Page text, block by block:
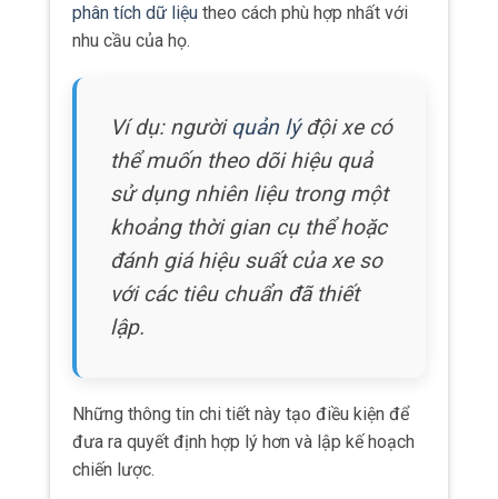
phân tích dữ liệu theo cách phù hợp nhất với
nhu cầu của họ.
Ví dụ: người quản lýđội xe có
thể muốn theo dõi hiệu quả
sử dụng nhiên liệu trong một
khoảng thời gian cụ thể hoặc
đánh giá hiệu suất của xe so
với các tiêu chuẩn đã thiết
lập.
Những thông tin chi tiết này tạo điều kiện để
đưa ra quyết định hợp lý hơn và lập kế hoạch
chiến lược.